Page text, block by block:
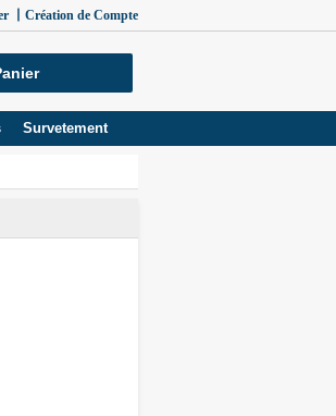
丨 Création de Compte
Survetement